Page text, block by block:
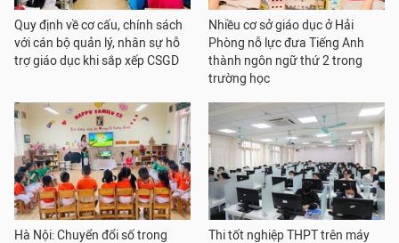
Quy định về cơ cấu, chính sách
với cán bộ quản lý, nhân sự hỗ
trợ giáo dục khi sắp xếp CSGD
Nhiều cơ sở giáo dục ở Hải
Phòng nỗ lực đưa Tiếng Anh
thành ngôn ngữ thứ 2 trong
trường học
Hà Nội: Chuyển đổi số trong
Thi tốt nghiệp THPT trên máy